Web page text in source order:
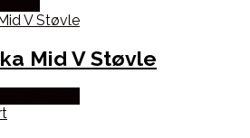
Mid V Støvle